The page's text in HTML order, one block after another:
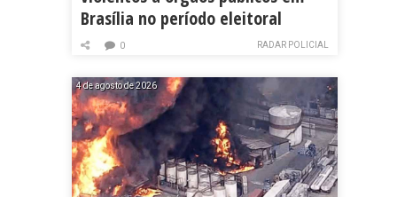
Brasília no período eleitoral
RADAR POLICIAL
0
4 de agosto de 2026